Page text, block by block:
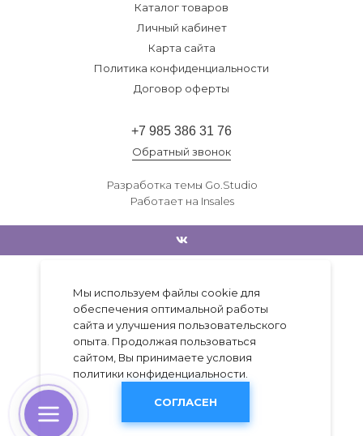
Каталог товаров
Личный кабинет
Карта сайта
Политика конфиденциальности
Договор оферты
+7 985 386 31 76
Обратный звонок
Разработка темы Go.Studio
Работает на Insales
Мы используем файлы cookie для
обеспечения оптимальной работы
сайта и улучшения пользовательского
опыта. Продолжая пользоваться
сайтом, Вы принимаете условия
политики конфиденциальности
СОГЛАСЕН